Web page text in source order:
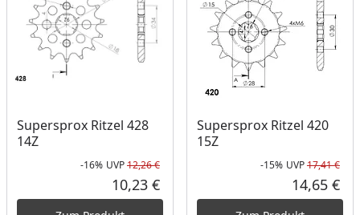
Supersprox Ritzel 428
14Z
Rabatt in Prozent
-16%
Ursprünglicher Preis
UVP12,26 €
Aktueller Preis
10,23 €
Supersprox Ritzel 420
15Z
-15% UVP17,41 €
14,65 €